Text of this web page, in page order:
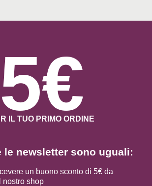
le newsletter sono uguali:
un buono sconto di 5€ da
nostro shop
5€
IL TUO PRIMO ORDINE